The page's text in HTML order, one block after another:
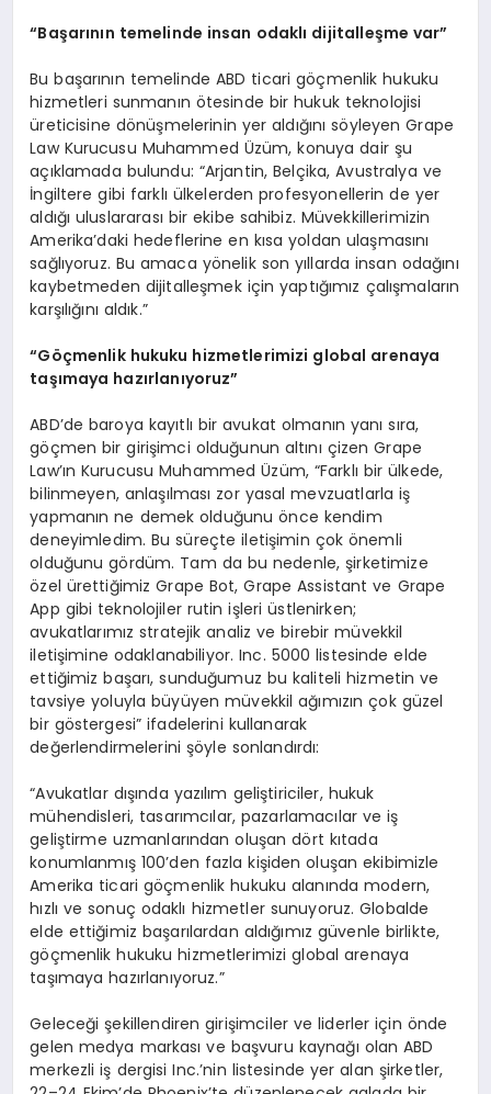
“Başarının temelinde insan odaklı dijitalleşme var”
Bu başarının temelinde ABD ticari göçmenlik hukuku
hizmetleri sunmanın ötesinde bir hukuk teknolojisi
üreticisine dönüşmelerinin yer aldığını söyleyen Grape
Law Kurucusu Muhammed Üzüm, konuya dair şu
açıklamada bulundu: “Arjantin, Belçika, Avustralya ve
İngiltere gibi farklı ülkelerden profesyonellerin de yer
aldığı uluslararası bir ekibe sahibiz. Müvekkillerimizin
Amerika’daki hedeflerine en kısa yoldan ulaşmasını
sağlıyoruz. Bu amaca yönelik son yıllarda insan odağını
kaybetmeden dijitalleşmek için yaptığımız çalışmaların
karşılığını aldık.”
“Göçmenlik hukuku hizmetlerimizi global arenaya
taşımaya hazırlanıyoruz”
ABD’de baroya kayıtlı bir avukat olmanın yanı sıra,
göçmen bir girişimci olduğunun altını çizen Grape
Law’ın Kurucusu Muhammed Üzüm, “Farklı bir ülkede,
bilinmeyen, anlaşılması zor yasal mevzuatlarla iş
yapmanın ne demek olduğunu önce kendim
deneyimledim. Bu süreçte iletişimin çok önemli
olduğunu gördüm. Tam da bu nedenle, şirketimize
özel ürettiğimiz Grape Bot, Grape Assistant ve Grape
App gibi teknolojiler rutin işleri üstlenirken;
avukatlarımız stratejik analiz ve birebir müvekkil
iletişimine odaklanabiliyor. Inc. 5000 listesinde elde
ettiğimiz başarı, sunduğumuz bu kaliteli hizmetin ve
tavsiye yoluyla büyüyen müvekkil ağımızın çok güzel
bir göstergesi” ifadelerini kullanarak
değerlendirmelerini şöyle sonlandırdı:
“Avukatlar dışında yazılım geliştiriciler, hukuk
mühendisleri, tasarımcılar, pazarlamacılar ve iş
geliştirme uzmanlarından oluşan dört kıtada
konumlanmış 100’den fazla kişiden oluşan ekibimizle
Amerika ticari göçmenlik hukuku alanında modern,
hızlı ve sonuç odaklı hizmetler sunuyoruz. Globalde
elde ettiğimiz başarılardan aldığımız güvenle birlikte,
göçmenlik hukuku hizmetlerimizi global arenaya
taşımaya hazırlanıyoruz.”
Geleceği şekillendiren girişimciler ve liderler için önde
gelen medya markası ve başvuru kaynağı olan ABD
merkezli iş dergisi Inc.’nin listesinde yer alan şirketler,